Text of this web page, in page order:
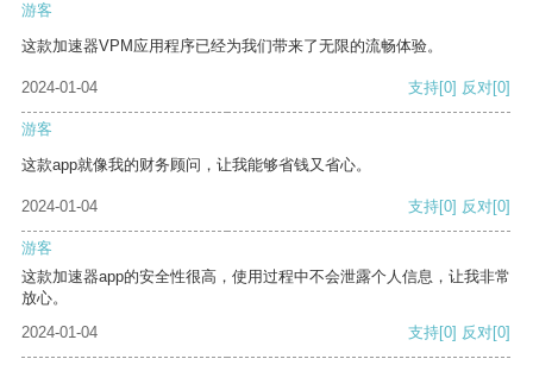
游客
这款加速器VPM应用程序已经为我们带来了无限的流畅体验。
2024-01-04 支持[0] 反对[0]
游客
这款app就像我的财务顾问，让我能够省钱又省心。
2024-01-04 支持[0] 反对[0]
游客
这款加速器app的安全性很高，使用过程中不会泄露个人信息，让我非常
放心。
2024-01-04
支持[0] 反对[0]